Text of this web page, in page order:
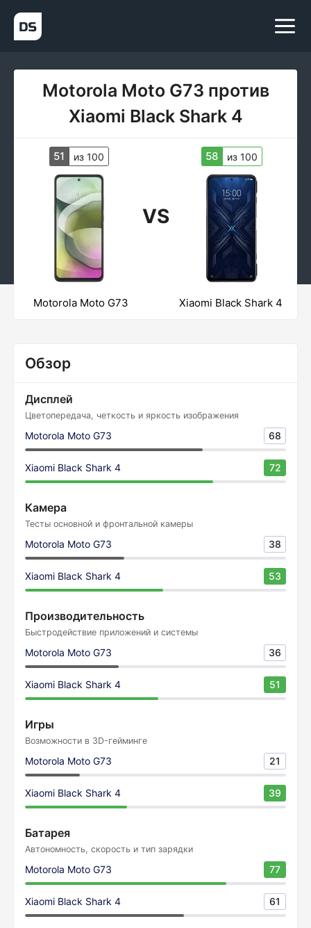
Motorola Moto G73 против
Xiaomi Black Shark 4
51 из 100
VS
58 из 100
Motorola Moto G73 Xiaomi Black Shark 4
Обзор
Дисплей
Цветопередача, четкость и яркость изображения
Motorola Moto G73 68
Xiaomi Black Shark 4 72
Камера
Тесты основной и фронтальной камеры
Motorola Moto G73 38
Xiaomi Black Shark 4 53
Производительность
Быстродействие приложений и системы
Motorola Moto G73 36
Xiaomi Black Shark 4 51
Игры
Возможности в 3D-гейминге
Motorola Moto G73 21
Xiaomi Black Shark 4 39
Батарея
Автономность, скорость и тип зарядки
Motorola Moto G73 77
Xiaomi Black Shark 4 61